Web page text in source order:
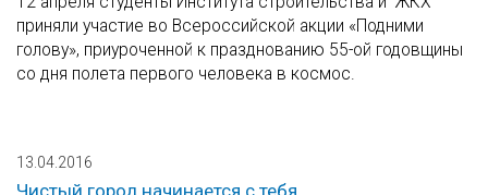
приняли участие во Всероссийской акции «Подними
голову», приуроченной к празднованию 55-ой годовщины
со дня полета первого человека в космос.
13.04.2016